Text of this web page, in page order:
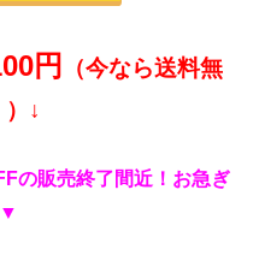
円
（今なら送料無
↓
の販売終了間近！お急ぎ